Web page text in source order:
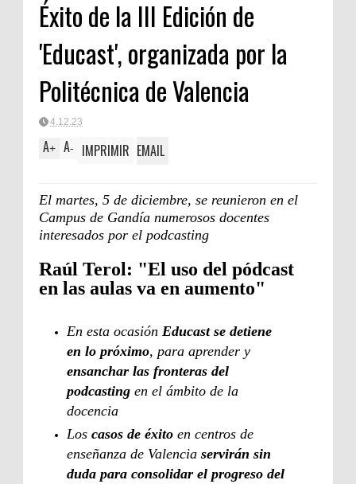
Clásica
Éxito de la III Edición de
'Educast', organizada por la
Politécnica de Valencia
4.12.23
A+ A- IMPRIMIR EMAIL
El martes, 5 de diciembre, se reunieron en el
Campus de Gandía numerosos docentes
interesados por el podcasting
Raúl Terol: "El uso del pódcast
en las aulas va en aumento"
En esta ocasión Educast se detiene
en lo próximo, para aprender y
ensanchar las fronteras del
podcasting en el ámbito de la
docencia
Los casos de éxito en centros de
enseñanza de Valencia servirán sin
duda para consolidar el progreso del